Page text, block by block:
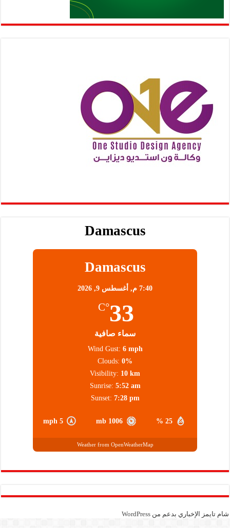
Damascus
Damascus
7:40 م, أغسطس 9, 2026
33
°C
سماء صافية
25 %
1006 mb
5 mph
Wind Gust: 6 mph
Clouds: 0%
Visibility: 10 km
Sunrise: 5:52 am
Sunset: 7:28 pm
Weather from OpenWeatherMap
شام تايمز الإخباري بدعم منWordPress